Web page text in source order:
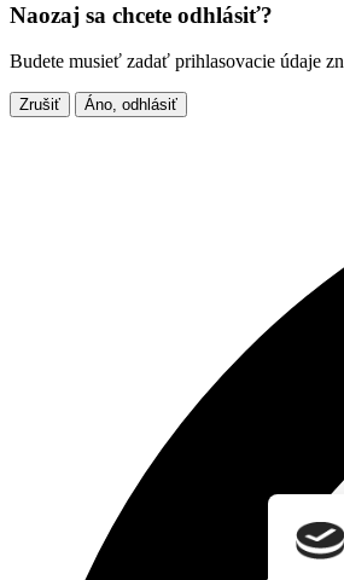
Naozaj sa chcete odhlásiť?
Budete musieť zadať prihlasovacie údaje
Zrušiť Áno, odhlásiť